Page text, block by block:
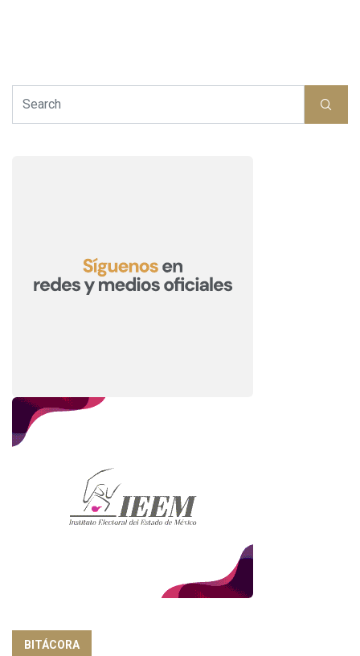
BITÁCORA